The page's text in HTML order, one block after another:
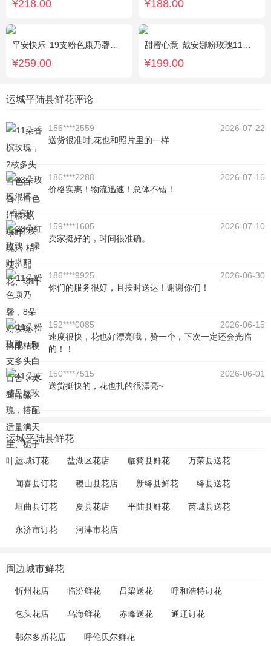
¥218.00 ¥188.00
平安快乐 19支粉色康乃馨，2支白色多头百合，搭配适量叶上黄金。
¥259.00
甜蜜心意 戴安娜粉玫瑰11枝，浅紫勿忘我、尤加利搭配
¥199.00
运城平陆县鲜花评论
156****2559
2026-07-22
送货很准时,花也和照片里的一样
186****2288
2026-07-16
价格实惠！物流迅速！总体不错！
159****1605
2026-07-10
卖家挺好的，时间很准确。
186****9925
2026-06-30
你们的服务很好，且按时送达！谢谢你们！
152****0085
2026-06-15
速度很快，花也好漂亮哦，赞一个，下次一定还会光临
的！！
150****7515
2026-06-01
送货挺快的，花也扎的很漂亮~
运城平陆县鲜花
运城订花 盐湖区花店 临猗县鲜花 万荣县送花
闻喜县订花 稷山县花店 新绛县鲜花 绛县送花
垣曲县订花 夏县花店 平陆县鲜花 芮城县送花
永济市订花 河津市花店
周边城市鲜花
忻州花店 临汾鲜花 吕梁送花 呼和浩特订花
包头花店 乌海鲜花 赤峰送花 通辽订花
鄂尔多斯花店 呼伦贝尔鲜花